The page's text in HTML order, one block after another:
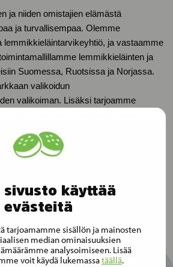
sivusto käyttää
evästeitä
tarjoamamme sisällön ja mainosten
median ominaisuuksien
analysoimiseen. Lisää
voit käydä lukemassatäällä.
ja niiden omistajien elämästä
ja turvallisempaa. Olemme
lemmikkieläintarvikeyhtiö, ja vastaamme
lemmikkieläinten ja
Suomessa, Ruotsissa ja Norjassa.
valikoidun
valikoiman. Lisäksi tarjoamme
oli 341 miljoonaa euroa tilikaudella